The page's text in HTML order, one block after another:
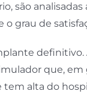
são
grau de
que,
tem alta do